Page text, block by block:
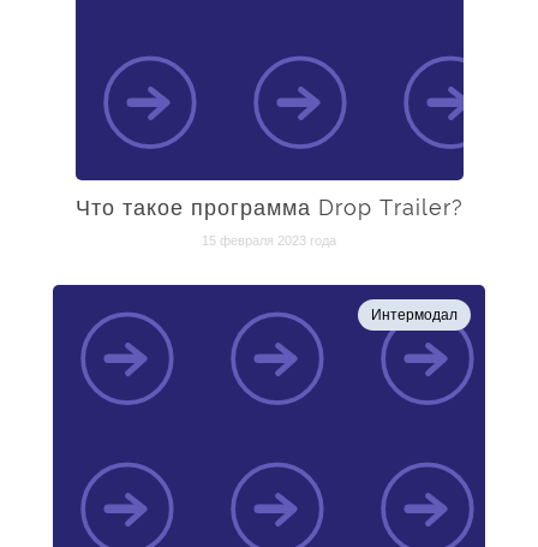
Что такое программа Drop Trailer?
15 февраля 2023 года
Интермодал